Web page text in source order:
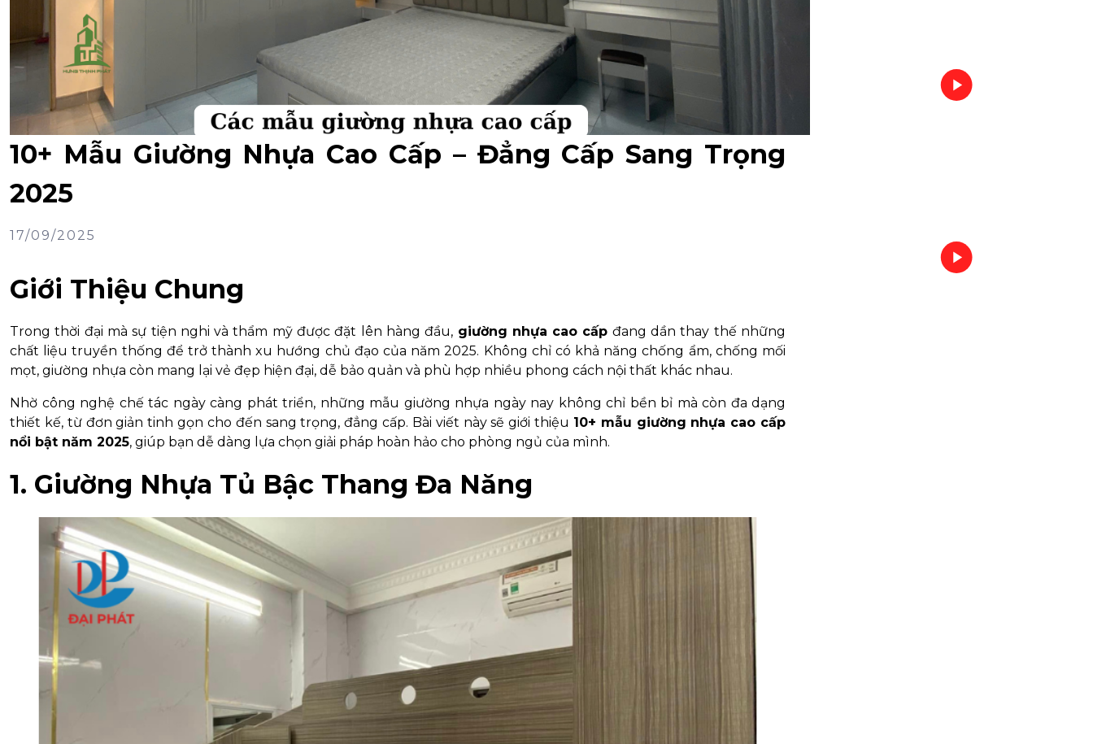
10+ Mẫu Giường Nhựa Cao Cấp – Đẳng Cấp Sang Trọng
2025
17/09/2025
Giới Thiệu Chung
Trong thời đại mà sự tiện nghi và thẩm mỹ được đặt lên hàng đầu, giường nhựa cao cấp đang dần thay thế những
chất liệu truyền thống để trở thành xu hướng chủ đạo của năm 2025. Không chỉ có khả năng chống ẩm, chống mối
mọt, giường nhựa còn mang lại vẻ đẹp hiện đại, dễ bảo quản và phù hợp nhiều phong cách nội thất khác nhau.
Nhờ công nghệ chế tác ngày càng phát triển, những mẫu giường nhựa ngày nay không chỉ bền bỉ mà còn đa dạng
thiết kế, từ đơn giản tinh gọn cho đến sang trọng, đẳng cấp. Bài viết này sẽ giới thiệu 10+ mẫu giường nhựa cao cấp
nổi bật năm 2025, giúp bạn dễ dàng lựa chọn giải pháp hoàn hảo cho phòng ngủ của mình.
1. Giường Nhựa Tủ Bậc Thang Đa Năng